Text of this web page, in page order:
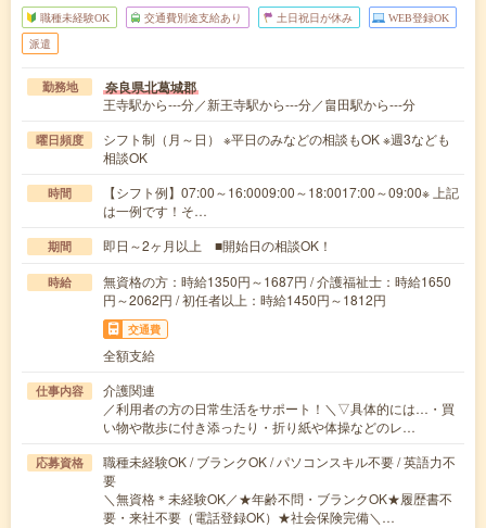
職種未経験OK 交通費別途支給あり 土日祝日が休み WEB登録OK
派遣
勤務地 奈良県北葛城郡
王寺駅から---分／新王寺駅から---分／畠田駅から---分
曜日頻度
シフト制（月～日） ※平日のみなどの相談もOK ※週3なども
相談OK
時間
【シフト例】07:00～16:0009:00～18:0017:00～09:00※ 上記
は一例です！そ…
期間 即日～2ヶ月以上 ■開始日の相談OK！
時給
無資格の方：時給1350円～1687円 / 介護福祉士：時給1650
円～2062円 / 初任者以上：時給1450円～1812円
交通費
全額支給
仕事内容
介護関連
／利用者の方の日常生活をサポート！＼▽具体的には…・買
い物や散歩に付き添ったり・折り紙や体操などのレ…
応募資格
職種未経験OK / ブランクOK / パソコンスキル不要 / 英語力不
要
＼無資格＊未経験OK／★年齢不問・ブランクOK★履歴書不
要・来社不要（電話登録OK）★社会保険完備＼…